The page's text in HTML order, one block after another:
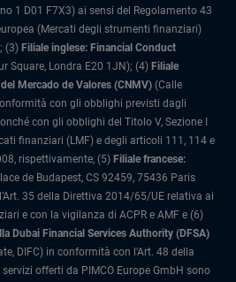
1 D01 F7X3) ai sensi del Regolamento 43
(Mercati degli strumenti finanziari)
(3) Filiale inglese: Financial Conduct
Square, Londra E20 1JN); (4) Filiale
Mercado de Valores (CNMV) (Calle
con gli obblighi previsti dagli
con gli obblighi del Titolo V, Sezione I
finanziari (LMF) e degli articoli 111, 114 e
rispettivamente, (5) Filiale francese:
de Budapest, CS 92459, 75436 Paris
35 della Direttiva 2014/65/UE relativa ai
e con la vigilanza di ACPR e AMF e (6)
Dubai Financial Services Authority (DFSA)
DIFC) in conformità con l'Art. 48 della
offerti da PIMCO Europe GmbH sono